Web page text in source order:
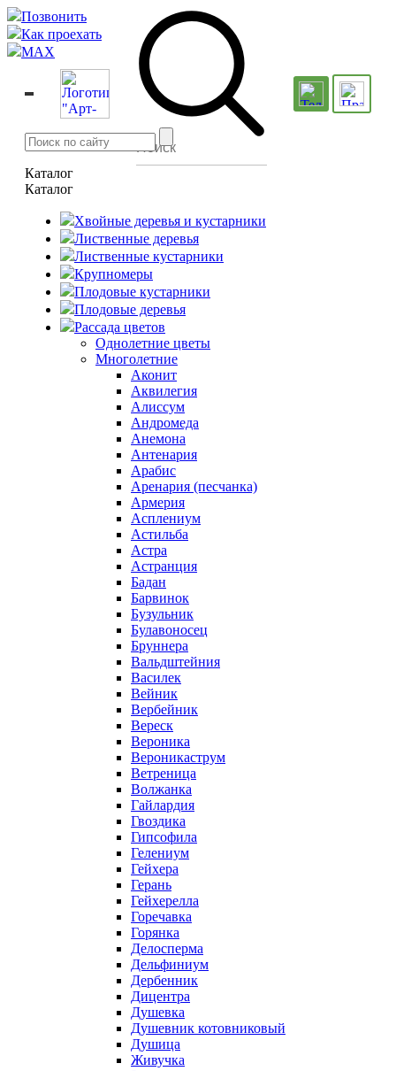
Позвонить
Как проехать
MAX
Каталог
Каталог
Хвойные деревья и кустарники
Лиственные деревья
Лиственные кустарники
Крупномеры
Плодовые кустарники
Плодовые деревья
Рассада цветов
Однолетние цветы
Многолетние
Аконит
Аквилегия
Алиссум
Андромеда
Анемона
Антенария
Арабис
Аренария (песчанка)
Армерия
Асплениум
Астильба
Астра
Астранция
Бадан
Барвинок
Бузульник
Булавоносец
Бруннера
Вальдштейния
Василек
Вейник
Вербейник
Вереск
Вероника
Вероникаструм
Ветреница
Волжанка
Гайлардия
Гвоздика
Гипсофила
Гелениум
Гейхера
Герань
Гейхерелла
Горечавка
Горянка
Делосперма
Дельфиниум
Дербенник
Дицентра
Душевка
Душевник котовниковый
Душица
Живучка